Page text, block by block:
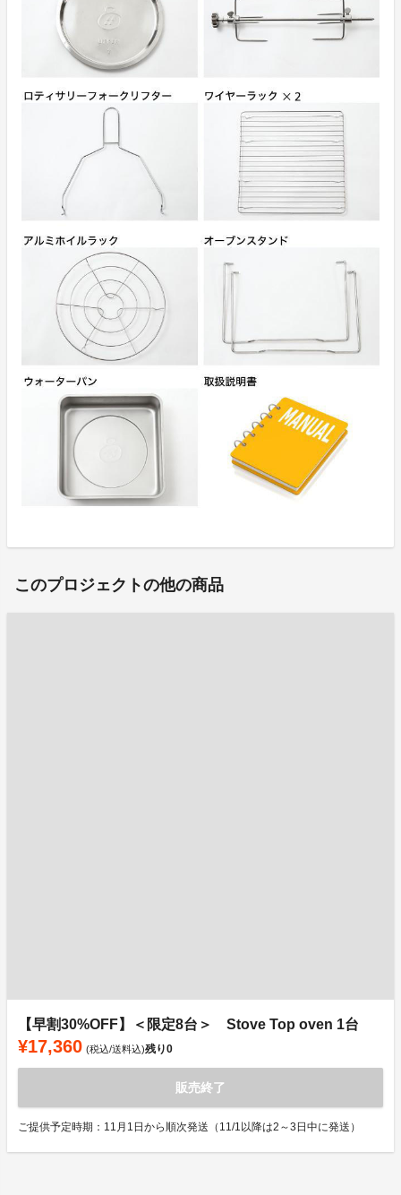
このプロジェクトの他の商品
【早割30%OFF】＜限定8台＞ Stove Top oven 1台
¥17,360 (税込/送料込)残り0
販売終了
ご提供予定時期：11月1日から順次発送（11/1以降は2～3日中に発送）